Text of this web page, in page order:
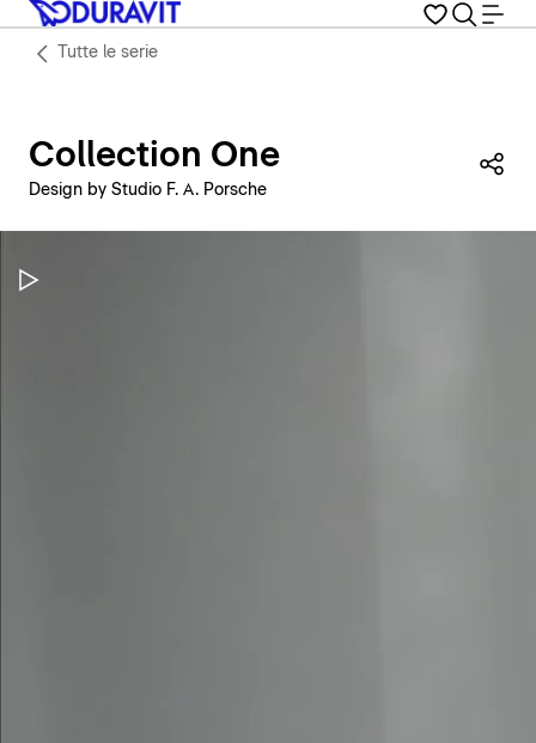
Tutte le serie
Collection One
Design by Studio F. A. Porsche
Metti in pausa il video